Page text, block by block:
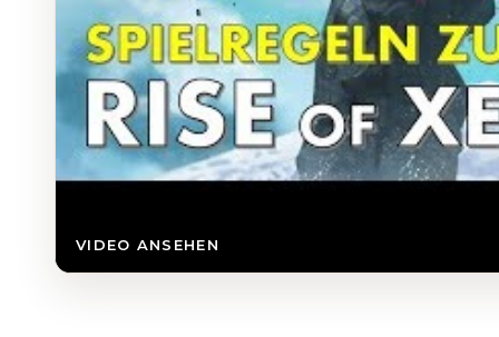
VIDEO ANSEHEN